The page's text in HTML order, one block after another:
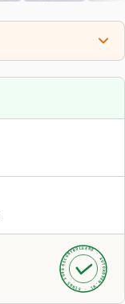
GECONTROLEERD ·
AUTOKOPEN.NL
· SINDS 1999 ·